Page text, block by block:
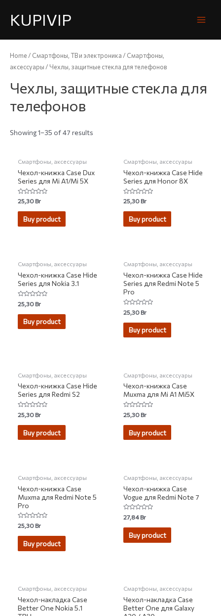
KUPIVIP
Home / Смартфоны, ТВ и электроника / Смартфоны,
аксессуары / Чехлы, защитные стекла для телефонов
Чехлы, защитные стекла для
телефонов
Showing 1–35 of 47 results
НЕТ НА СКЛАДЕ
Смартфоны, аксессуары
Чехол-книжка Case Dux
Series для Mi A1/Mi 5X
Rated
0
out
25,30Br
Buy product
Смартфоны, аксессуары
Чехол-книжка Case Hide
Series для Honor 8X
Rated
0
out
25,30Br
Buy product
Смартфоны, аксессуары
Чехол-книжка Case Hide
Series для Nokia 3.1
Rated
0
out
25,30Br
Buy product
Смартфоны, аксессуары
Чехол-книжка Case Hide
Series для Redmi Note 5
Pro
Rated
0
out
25,30Br
Buy product
Смартфоны, аксессуары
Чехол-книжка Case Hide
Series для Redmi S2
Rated
0
out
25,30Br
Buy product
Смартфоны, аксессуары
Чехол-книжка Case
Muxma для Mi A1 Mi5X
Rated
0
out
25,30Br
Buy product
Смартфоны, аксессуары
Чехол-книжка Case
Muxma для Redmi Note 5
Pro
Rated
0
out
25,30Br
Buy product
Смартфоны, аксессуары
Чехол-книжка Case
Vogue для Redmi Note 7
Rated
0
out
27,84Br
Buy product
Смартфоны, аксессуары
Чехол-накладка Case
Better One Nokia 5.1
Смартфоны, аксессуары
Чехол-накладка Case
Better One для Galaxy